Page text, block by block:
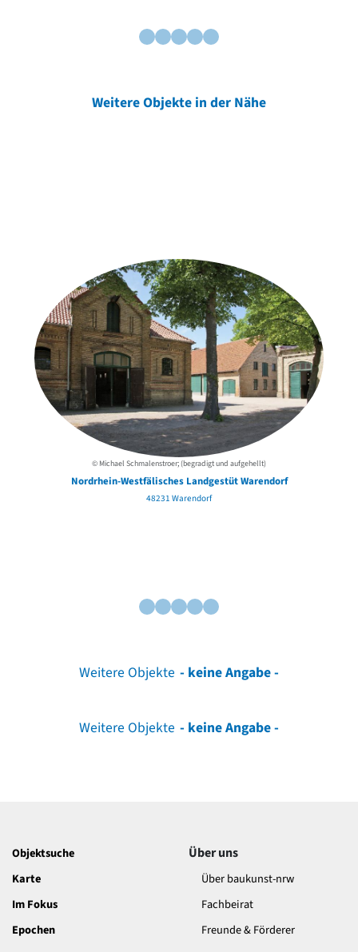
Weitere Objekte in der Nähe
© Michael Schmalenstroer; (begradigt und aufgehellt)
Nordrhein-Westfälisches Landgestüt Warendorf
48231 Warendorf
Weitere Objekte - keine Angabe -
Weitere Objekte - keine Angabe -
Objektsuche
Karte
Im Fokus
Epochen
Über uns
Über baukunst-nrw
Fachbeirat
Freunde & Förderer